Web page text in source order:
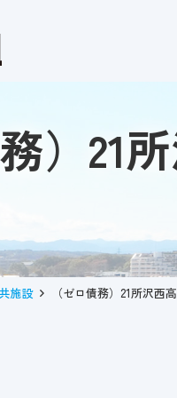
務）21
施設 （ゼロ債務）21所沢西